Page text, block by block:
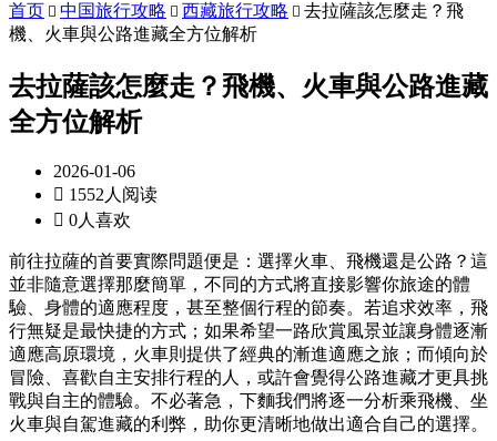
首页  中国旅行攻略  西藏旅行攻略  去拉薩該怎麼走？飛
機、火車與公路進藏全方位解析
去拉薩該怎麼走？飛機、火車與公路進藏
全方位解析
2026-01-06
 1552人阅读
 0人喜欢
前往拉薩的首要實際問題便是：選擇火車、飛機還是公路？這
並非隨意選擇那麼簡單，不同的方式將直接影響你旅途的體
驗、身體的適應程度，甚至整個行程的節奏。若追求效率，飛
行無疑是最快捷的方式；如果希望一路欣賞風景並讓身體逐漸
適應高原環境，火車則提供了經典的漸進適應之旅；而傾向於
冒險、喜歡自主安排行程的人，或許會覺得公路進藏才更具挑
戰與自主的體驗。不必著急，下麵我們將逐一分析乘飛機、坐
火車與自駕進藏的利弊，助你更清晰地做出適合自己的選擇。